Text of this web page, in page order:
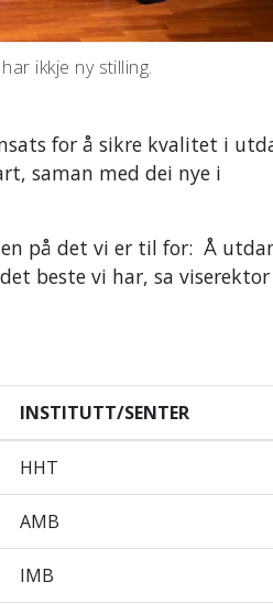
ikkje ny stilling.
for å sikre kvalitet i
saman med dei nye i
på det vi er til for: Å
beste vi har, sa viserektor
INSTITUTT/SENTER
HHT
AMB
IMB